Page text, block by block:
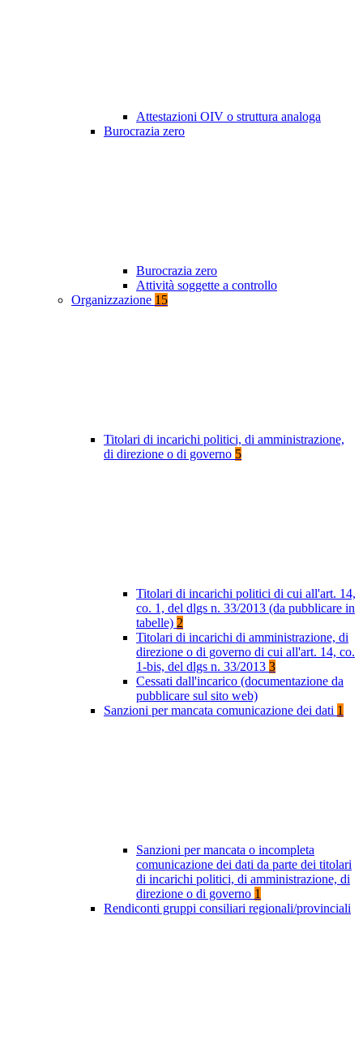
Attestazioni OIV o struttura analoga
Burocrazia zero
Burocrazia zero
Attività soggette a controllo
Organizzazione 15
Titolari di incarichi politici, di amministrazione,
di direzione o di governo 5
Titolari di incarichi politici di cui all'art. 14,
co. 1, del dlgs n. 33/2013 (da pubblicare in
tabelle) 2
Titolari di incarichi di amministrazione, di
direzione o di governo di cui all'art. 14, co.
1-bis, del dlgs n. 33/2013 3
Cessati dall'incarico (documentazione da
pubblicare sul sito web)
Sanzioni per mancata comunicazione dei dati 1
Sanzioni per mancata o incompleta
comunicazione dei dati da parte dei titolari
di incarichi politici, di amministrazione, di
direzione o di governo 1
Rendiconti gruppi consiliari regionali/provinciali